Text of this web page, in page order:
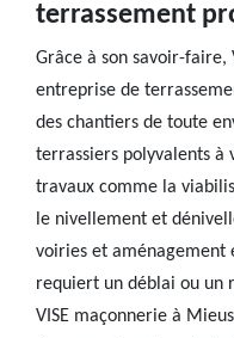
terrassement
Grâce à son savoir-faire,
entreprise de
des chantiers de toute
terrassiers polyvalents à
travaux comme la
le nivellement et
voiries et
requiert un déblai ou un
VISE maçonnerie à